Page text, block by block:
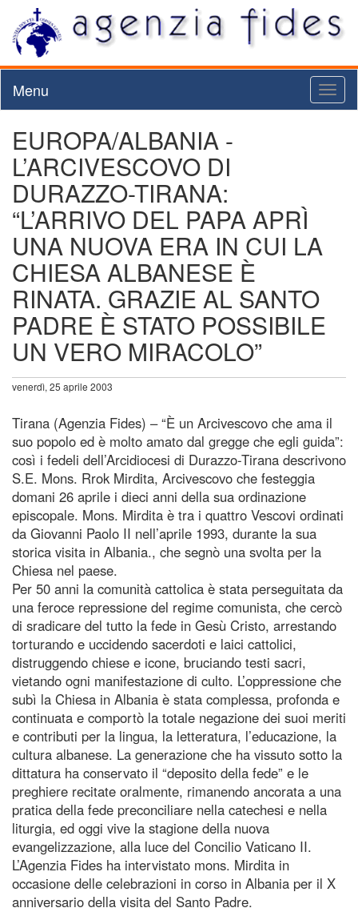
Menu
EUROPA/ALBANIA -
L’ARCIVESCOVO DI
DURAZZO-TIRANA:
“L’ARRIVO DEL PAPA APRÌ
UNA NUOVA ERA IN CUI LA
CHIESA ALBANESE È
RINATA. GRAZIE AL SANTO
PADRE È STATO POSSIBILE
UN VERO MIRACOLO”
venerdì, 25 aprile 2003
Tirana (Agenzia Fides) – “È un Arcivescovo che ama il
suo popolo ed è molto amato dal gregge che egli guida”:
così i fedeli dell’Arcidiocesi di Durazzo-Tirana descrivono
S.E. Mons. Rrok Mirdita, Arcivescovo che festeggia
domani 26 aprile i dieci anni della sua ordinazione
episcopale. Mons. Mirdita è tra i quattro Vescovi ordinati
da Giovanni Paolo II nell’aprile 1993, durante la sua
storica visita in Albania., che segnò una svolta per la
Chiesa nel paese.
Per 50 anni la comunità cattolica è stata perseguitata da
una feroce repressione del regime comunista, che cercò
di sradicare del tutto la fede in Gesù Cristo, arrestando
torturando e uccidendo sacerdoti e laici cattolici,
distruggendo chiese e icone, bruciando testi sacri,
vietando ogni manifestazione di culto. L’oppressione che
subì la Chiesa in Albania è stata complessa, profonda e
continuata e comportò la totale negazione dei suoi meriti
e contributi per la lingua, la letteratura, l’educazione, la
cultura albanese. La generazione che ha vissuto sotto la
dittatura ha conservato il “deposito della fede” e le
preghiere recitate oralmente, rimanendo ancorata a una
pratica della fede preconciliare nella catechesi e nella
liturgia, ed oggi vive la stagione della nuova
evangelizzazione, alla luce del Concilio Vaticano II.
L’Agenzia Fides ha intervistato mons. Mirdita in
occasione delle celebrazioni in corso in Albania per il X
anniversario della visita del Santo Padre.